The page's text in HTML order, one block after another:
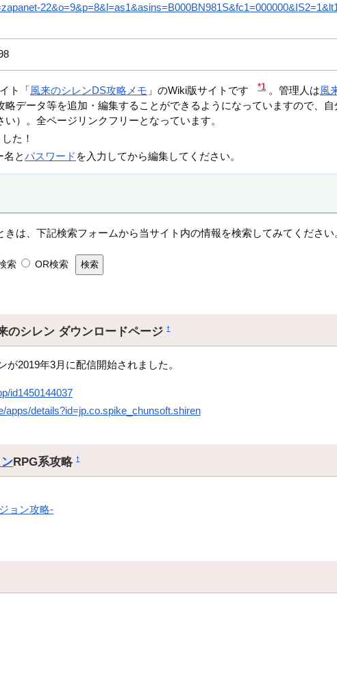
ト「風来のシレンDS攻略メモ 」のWiki版サイトです *1 。管理人は風
データ等を追加・編集することができるようになっていますので、
）。全ページリンクフリーとなっています。
た！
名とパスワード を入力してから編集してください。
は、下記検索フォームから当サイト内の情報を検索してみてください
索 OR検索
のシレン ダウンロードページ†
が2019年3月に配信開始されました。
id1450144037
apps/details?id=jp.co.spike_chunsoft.shiren
RPG系攻略†
ョン攻略-